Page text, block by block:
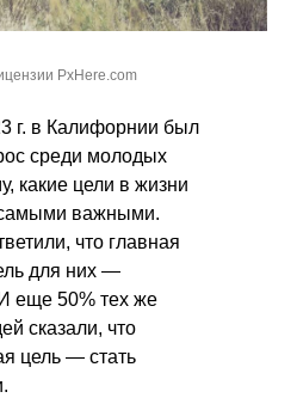
PxHere.com
г. в Калифорнии был
среди молодых
какие цели в жизни
важными.
что главная
для них —
И еще 50% тех же
сказали, что
цель — стать